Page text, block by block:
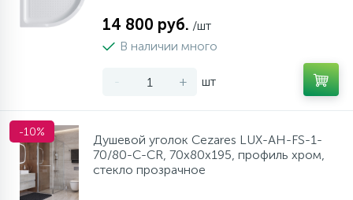
14 800 руб. /шт
В наличии много
- + шт
-10%
Душевой уголок Cezares LUX-AH-FS-1-
70/80-C-CR, 70х80х195, профиль хром,
стекло прозрачное